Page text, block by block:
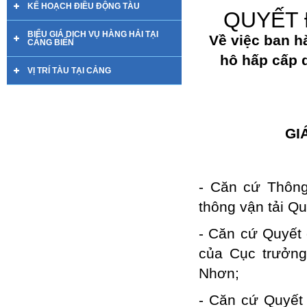
KẾ HOẠCH ĐIỀU ĐỘNG TÀU
BIỂU GIÁ DỊCH VỤ HÀNG HẢI TẠI
CẢNG BIỂN
VỊ TRÍ TÀU TẠI CẢNG
QUYẾT
Về việc ban
hô hấp cấp
- Căn cứ
thông vận tải
- Căn cứ Quyết
của Cục
Nhơn;
- Căn cứ